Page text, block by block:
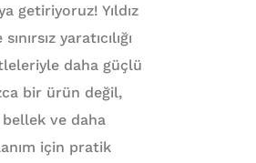
getiriyoruz! Yıldız
yaratıcılığı
daha güçlü
bir ürün değil,
ve daha
için pratik